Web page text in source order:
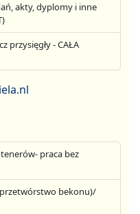
akty, dyplomy i inne
przysięgły - CAŁA
praca bez
bekonu)/